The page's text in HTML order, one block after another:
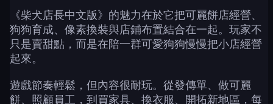
《柴犬店長中文版》的魅力在於它把可麗餅店經營、
狗狗育成、像素換裝與店鋪布置結合在一起。玩家不
只是賣甜點，而是在陪一群可愛狗狗慢慢把小店經營
起來。
遊戲節奏輕鬆，但內容很耐玩。從發傳單、做可麗
餅、照顧員工，到買家具、換衣服、開拓新地區，每